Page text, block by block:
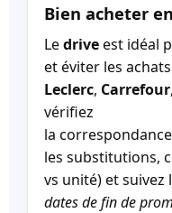
Bien acheter
Ledriveest idéal
et éviter les
Leclerc, Carrefour,
vérifiez
la
les substitutions,
vs unité) et suivez
dates de fin de